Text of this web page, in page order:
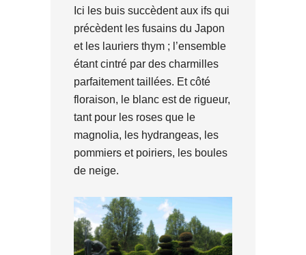
Ici les buis succèdent aux ifs qui
précèdent les fusains du Japon
et les lauriers thym ; l’ensemble
étant cintré par des charmilles
parfaitement taillées. Et côté
floraison, le blanc est de rigueur,
tant pour les roses que le
magnolia, les hydrangeas, les
pommiers et poiriers, les boules
de neige.